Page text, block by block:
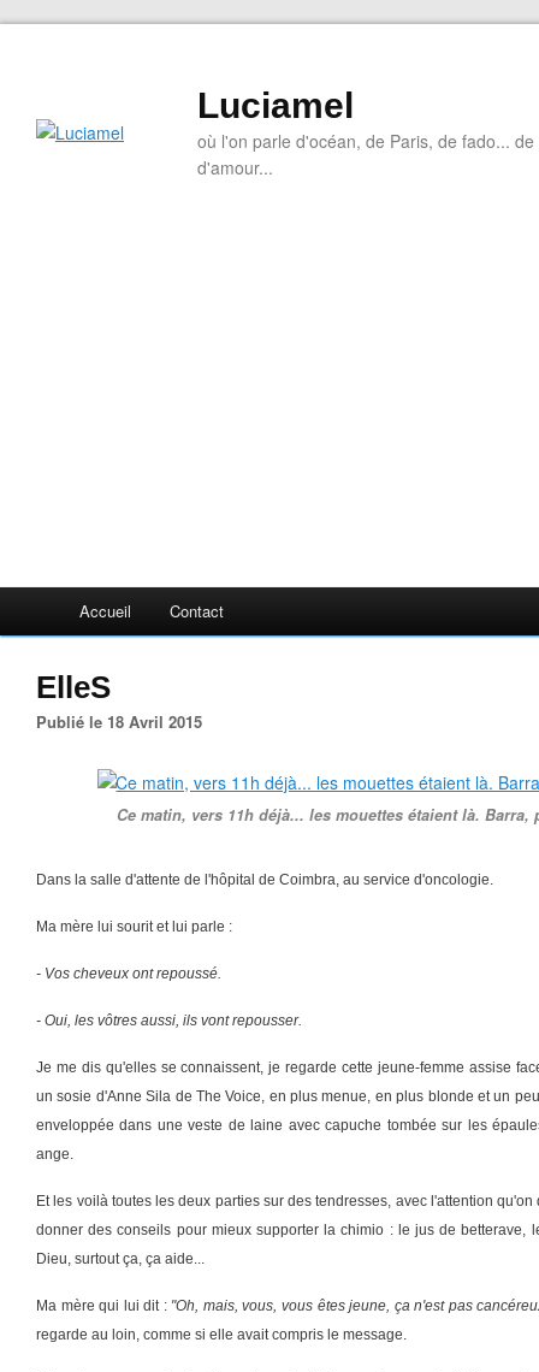
Luciamel
où l'on parle d'océan, de Paris, de fado...
d'amour...
Accueil Contact
ElleS
Publié le 18 Avril 2015
Ce matin, vers 11h déjà... les mouettes étaient là. Barra,
Dans la salle d'attente de l'hôpital de Coimbra, au service d'oncologie.
Ma mère lui sourit et lui parle :
- Vos cheveux ont repoussé.
- Oui, les vôtres aussi, ils vont repousser.
Je me dis qu'elles se connaissent, je regarde cette jeune-femme assise
un sosie d'Anne Sila de The Voice, en plus menue, en plus blonde et un
enveloppée dans une veste de laine avec capuche tombée sur les
ange.
Et les voilà toutes les deux parties sur des tendresses, avec l'attention
donner des conseils pour mieux supporter la chimio : le jus de betterave,
Dieu, surtout ça, ça aide...
Ma mère qui lui dit : "Oh, mais, vous, vous êtes jeune, ça n'est pas
regarde au loin, comme si elle avait compris le message.